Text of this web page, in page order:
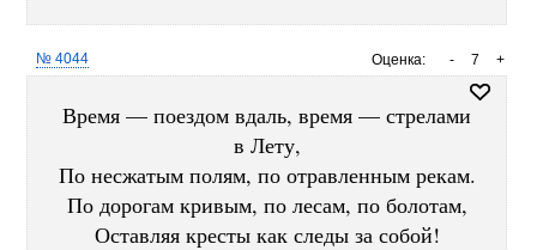
Оценка: +
7
-
№ 4044
Время — поездом вдаль, время — стрелами
в Лету,
По несжатым полям, по отравленным рекам.
По дорогам кривым, по лесам, по болотам,
Оставляя кресты как следы за собой!